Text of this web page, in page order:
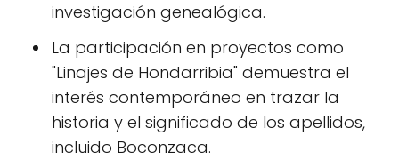
investigación genealógica.
La participación en proyectos como
"Linajes de Hondarribia" demuestra el
interés contemporáneo en trazar la
historia y el significado de los apellidos,
incluido Boconzaca.